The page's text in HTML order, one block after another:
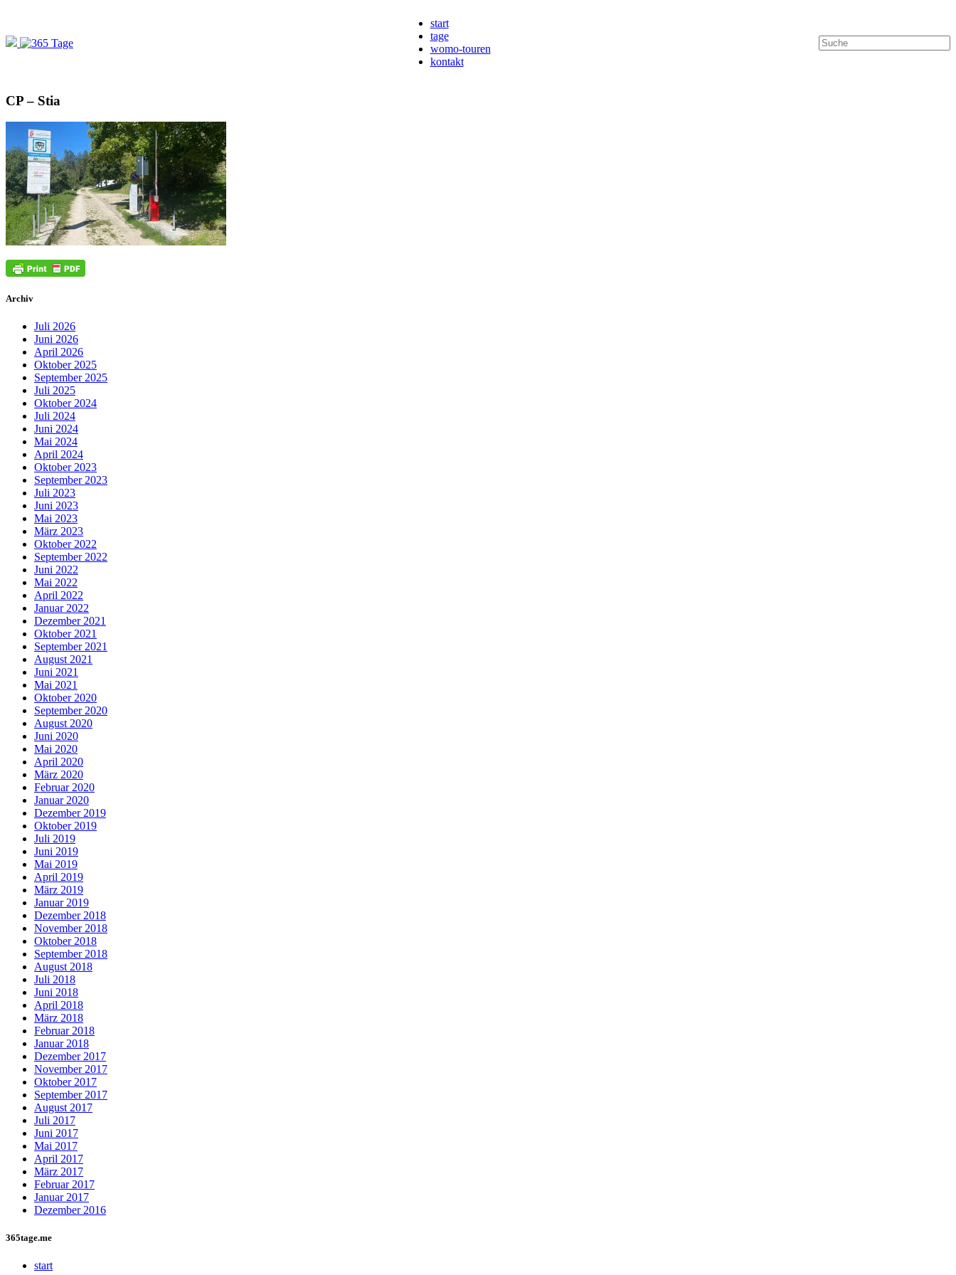
start
tage
womo-touren
kontakt
CP – Stia
Archiv
Juli 2026
Juni 2026
April 2026
Oktober 2025
September 2025
Juli 2025
Oktober 2024
Juli 2024
Juni 2024
Mai 2024
April 2024
Oktober 2023
September 2023
Juli 2023
Juni 2023
Mai 2023
März 2023
Oktober 2022
September 2022
Juni 2022
Mai 2022
April 2022
Januar 2022
Dezember 2021
Oktober 2021
September 2021
August 2021
Juni 2021
Mai 2021
Oktober 2020
September 2020
August 2020
Juni 2020
Mai 2020
April 2020
März 2020
Februar 2020
Januar 2020
Dezember 2019
Oktober 2019
Juli 2019
Juni 2019
Mai 2019
April 2019
März 2019
Januar 2019
Dezember 2018
November 2018
Oktober 2018
September 2018
August 2018
Juli 2018
Juni 2018
April 2018
März 2018
Februar 2018
Januar 2018
Dezember 2017
November 2017
Oktober 2017
September 2017
August 2017
Juli 2017
Juni 2017
Mai 2017
April 2017
März 2017
Februar 2017
Januar 2017
Dezember 2016
365tage.me
start